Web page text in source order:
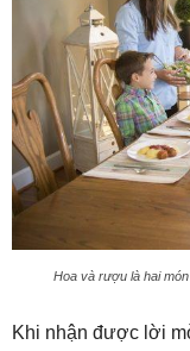
Hoa và rượu là hai
Khi nhận được lời